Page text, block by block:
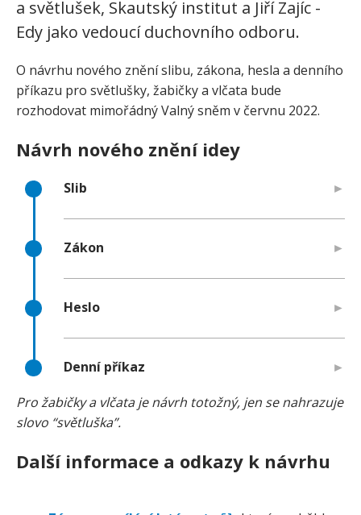
a světlušek, Skautský institut a Jiří Zajíc -
Edy jako vedoucí duchovního odboru.
O návrhu nového znění slibu, zákona, hesla a denního
příkazu pro světlušky, žabičky a vlčata bude
rozhodovat mimořádný Valný sněm v červnu 2022.
Návrh nového znění idey
Slib
Zákon
Heslo
Denní příkaz
Pro žabičky a vlčata je návrh totožný, jen se nahrazuje
slovo “světluška”.
Další informace a odkazy k návrhu